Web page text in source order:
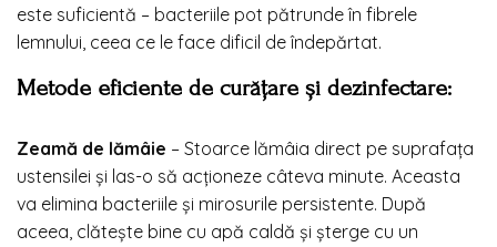
este suficientă – bacteriile pot pătrunde în fibrele
lemnului, ceea ce le face dificil de îndepărtat.
Metode eficiente de curățare și dezinfectare:
Zeamă de lămâie – Stoarce lămâia direct pe suprafața
ustensilei și las-o să acționeze câteva minute. Aceasta
va elimina bacteriile și mirosurile persistente. După
aceea, clătește bine cu apă caldă și șterge cu un